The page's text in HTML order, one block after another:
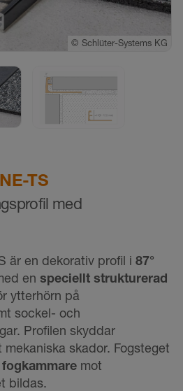
TS
med
är en dekorativ profil i 87°
en speciellt strukturerad
ytterhörn på
sockel- och
Profilen skyddar
skador. Fogsteget
mot
bildas.
© Schlüter-Systems KG
© Schlüter-Systems KG